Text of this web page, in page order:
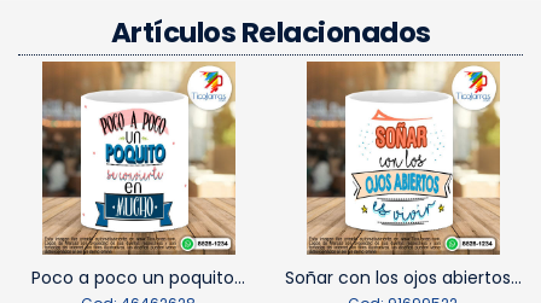
Artículos Relacionados
Poco a poco un poquito... Soñar con los ojos abiertos...